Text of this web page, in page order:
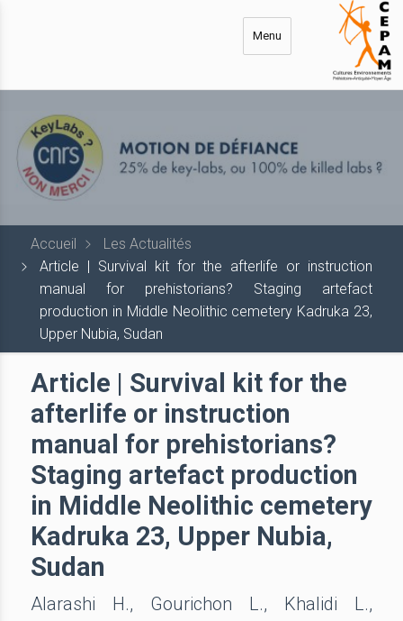
Menu
Accueil
Les Actualités
Article | Survival kit for the afterlife or instruction
manual for prehistorians? Staging artefact
production in Middle Neolithic cemetery Kadruka 23,
Upper Nubia, Sudan
Article | Survival kit for the
afterlife or instruction
manual for prehistorians?
Staging artefact production
in Middle Neolithic cemetery
Kadruka 23, Upper Nubia,
Sudan
Alarashi H., Gourichon L., Khalidi L.,